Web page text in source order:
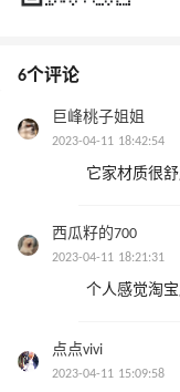
6个评论
巨峰桃子姐姐
2023-04-11 18:42:54
它家材质很
西瓜籽的700
2023-04-11 18:21:31
个人感觉淘
点点vivi
2023-04-11 15:09:58